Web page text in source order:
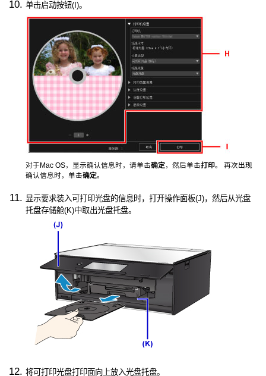
单击启动按钮(I)。
对于Mac OS，显示确认信息时，请单击确定，然后单击打印。
再次出现
确认信息时，单击确定。
显示要求装入可打印光盘的信息时，打开操作面板(J)，然后从光盘
托盘存储舱(K)中取出光盘托盘。
将可打印光盘打印面向上放入光盘托盘。